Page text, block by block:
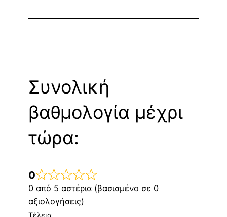
Συνολική
βαθμολογία μέχρι
τώρα:
0
0 από 5 αστέρια (βασισμένο σε 0
αξιολογήσεις)
Τέλεια